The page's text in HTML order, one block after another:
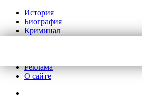
История
Биография
Криминал
Реклама
О сайте